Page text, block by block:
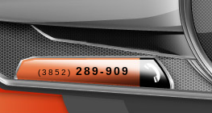
(3852)289-909